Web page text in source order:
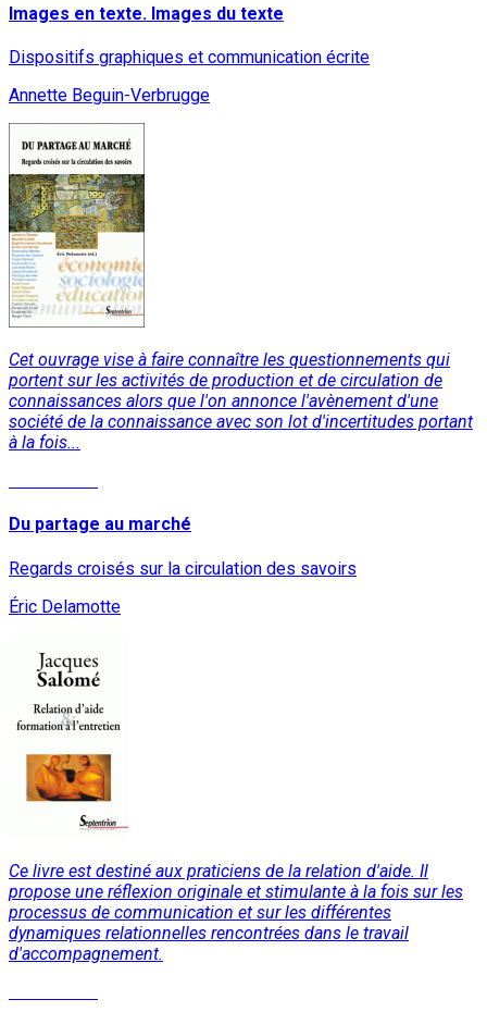
Images en texte. Images du texte
Dispositifs graphiques et communication écrite
Annette Beguin-Verbrugge
Cet ouvrage vise à faire connaître les questionnements qui
portent sur les activités de production et de circulation de
connaissances alors que l'on annonce l'avènement d'une
société de la connaissance avec son lot d'incertitudes portant
à la fois...
Du partage au marché
Regards croisés sur la circulation des savoirs
Éric Delamotte
Ce livre est destiné aux praticiens de la relation d'aide. Il
propose une réflexion originale et stimulante à la fois sur les
processus de communication et sur les différentes
dynamiques relationnelles rencontrées dans le travail
d'accompagnement.